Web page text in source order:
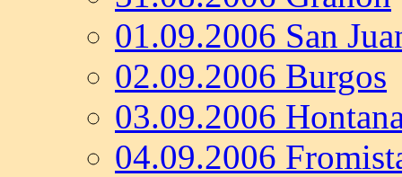
01.09.2006 San
02.09.2006 Burgos
03.09.2006
04.09.2006